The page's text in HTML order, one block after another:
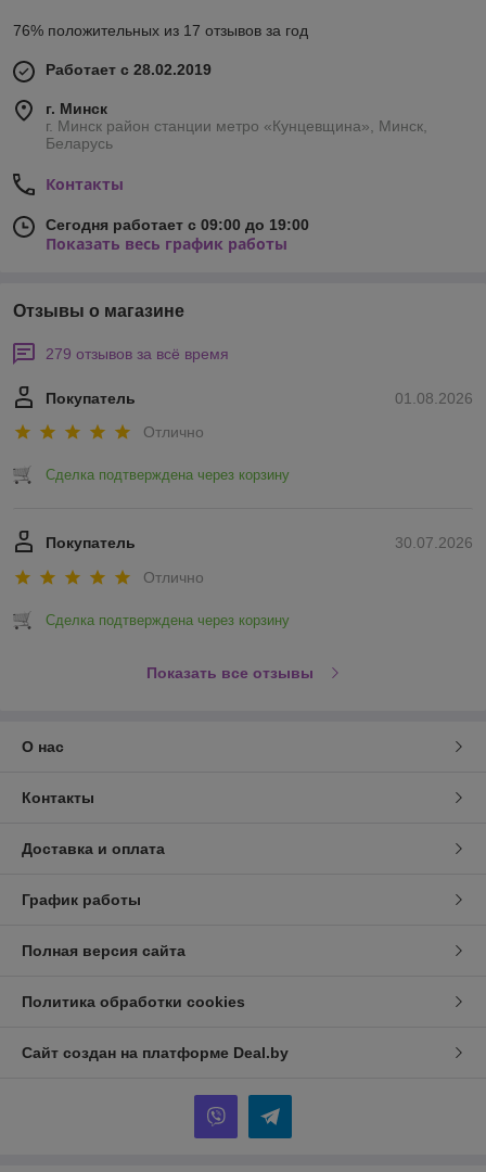
76% положительных из 17 отзывов за год
Работает с 28.02.2019
г. Минск
г. Минск район станции метро «Кунцевщина», Минск,
Беларусь
Контакты
Сегодня работает с 09:00 до 19:00
Показать весь график работы
Отзывы о магазине
279 отзывов за всё время
01.08.2026
Покупатель
Отлично
Сделка подтверждена через корзину
30.07.2026
Покупатель
Отлично
Сделка подтверждена через корзину
Показать все отзывы
О нас
Контакты
Доставка и оплата
График работы
Полная версия сайта
Политика обработки cookies
Сайт создан на платформе Deal.by